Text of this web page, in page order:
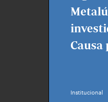
Causa
Institucional